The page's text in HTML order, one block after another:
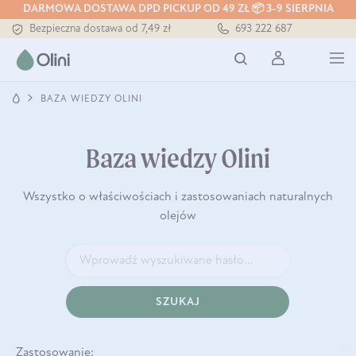
DARMOWA DOSTAWA DPD PICKUP OD 49 ZŁ 📦 3-9 SIERPNIA
Bezpieczna dostawa od 7,49 zł
Darmowa dostawa od 199 zł
693 222 687
BAZA WIEDZY OLINI
Baza wiedzy Olini
Wszystko o właściwościach i zastosowaniach naturalnych
olejów
SZUKAJ
Zastosowanie: